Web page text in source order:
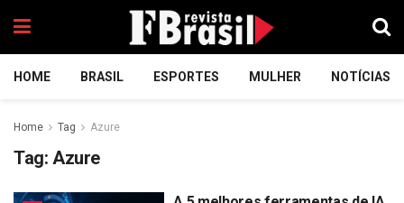
HOME BRASIL ESPORTES MULHER NOTÍCIAS
Home Tag Azure
Tag: Azure